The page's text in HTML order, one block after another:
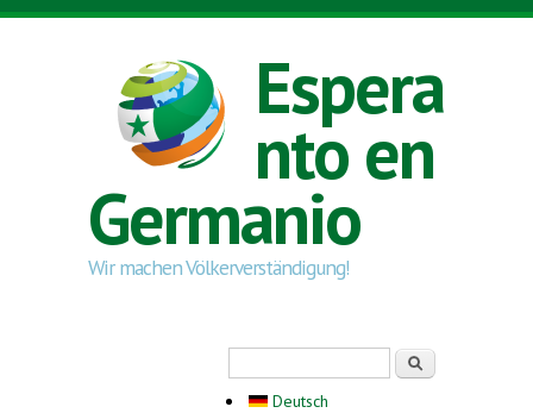
Skip to main content
Espera
nto en
Germanio
Wir machen Völkerverständigung!
Deutsch